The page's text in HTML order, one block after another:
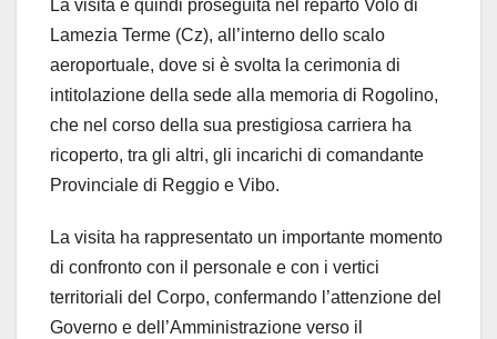
La visita è quindi proseguita nel reparto Volo di
Lamezia Terme (Cz), all’interno dello scalo
aeroportuale, dove si è svolta la cerimonia di
intitolazione della sede alla memoria di Rogolino,
che nel corso della sua prestigiosa carriera ha
ricoperto, tra gli altri, gli incarichi di comandante
Provinciale di Reggio e Vibo.
La visita ha rappresentato un importante momento
di confronto con il personale e con i vertici
territoriali del Corpo, confermando l’attenzione del
Governo e dell’Amministrazione verso il